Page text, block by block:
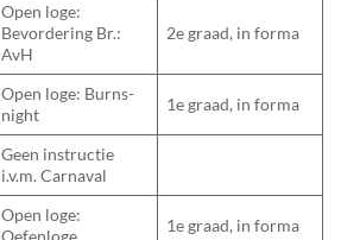
Open loge:
Bevordering Br.:
AvH
2e graad, in forma
Open loge: Burns-
night
1e graad, in forma
Geen instructie
i.v.m. Carnaval
Open loge:
1e graad, in forma